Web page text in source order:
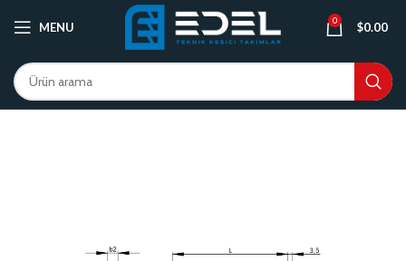
MENU 0 $0.00